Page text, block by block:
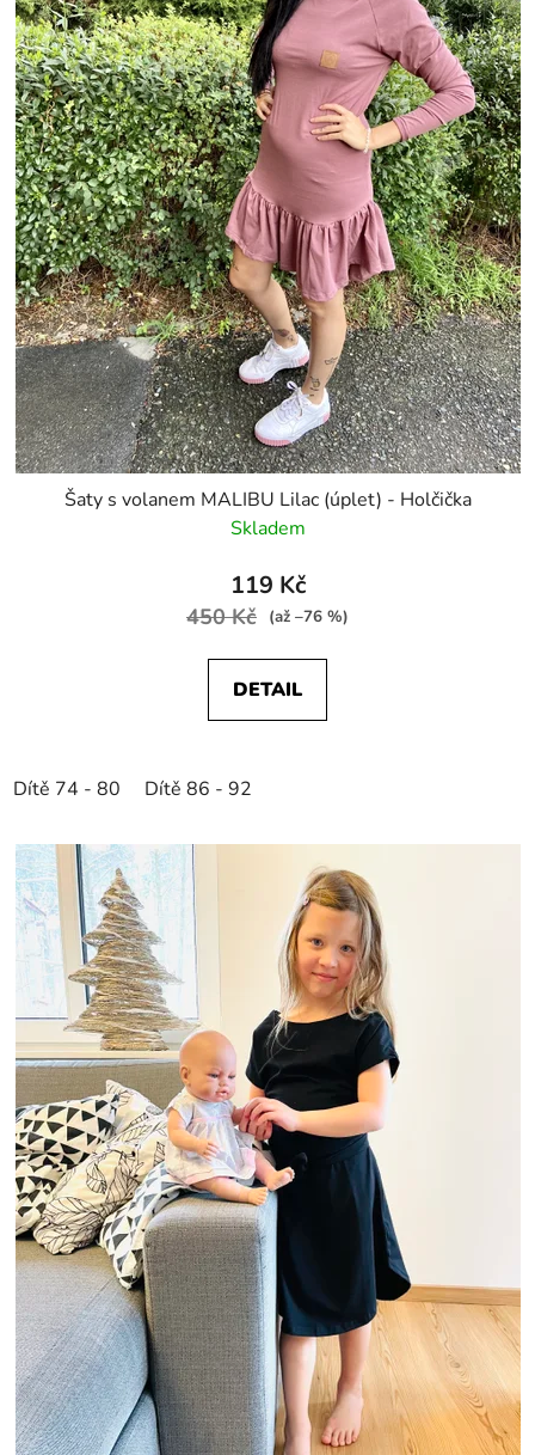
Šaty s volanem MALIBU Lilac (úplet) - Holčička
Skladem
119 Kč
450 Kč (až –76 %)
DETAIL
Dítě 74 - 80 Dítě 86 - 92